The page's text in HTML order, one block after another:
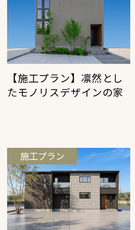
【施工プラン】凛然とし
たモノリスデザインの家
施工プラン